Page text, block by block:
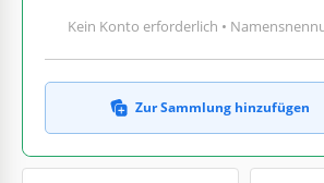
Kein Konto erforderlich •
Zur Sammlung hinzufügen